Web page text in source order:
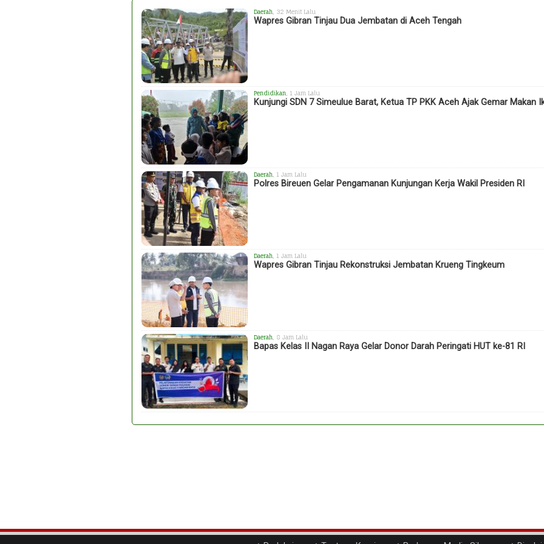
Daerah , 32 Menit Lalu
Wapres Gibran Tinjau Dua Jembatan di Aceh Tengah
Pendidikan , 1 Jam Lalu
Kunjungi SDN 7 Simeulue Barat, Ketua TP PKK Aceh Ajak Gemar Makan
Daerah , 1 Jam Lalu
Polres Bireuen Gelar Pengamanan Kunjungan Kerja Wakil Presiden RI
Daerah , 1 Jam Lalu
Wapres Gibran Tinjau Rekonstruksi Jembatan Krueng Tingkeum
Daerah , 8 Jam Lalu
Bapas Kelas II Nagan Raya Gelar Donor Darah Peringati HUT ke-81 RI